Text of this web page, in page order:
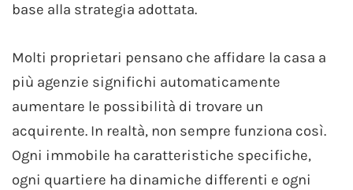
base alla strategia adottata.
Molti proprietari pensano che affidare la casa a
più agenzie significhi automaticamente
aumentare le possibilità di trovare un
acquirente. In realtà, non sempre funziona così.
Ogni immobile ha caratteristiche specifiche,
ogni quartiere ha dinamiche differenti e ogni